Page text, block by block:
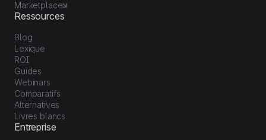
Marketplace
Ressources
Blog
Lexique
ROI
Guides
Webinars
Comparatifs
Alternatives
Livres blancs
Entreprise